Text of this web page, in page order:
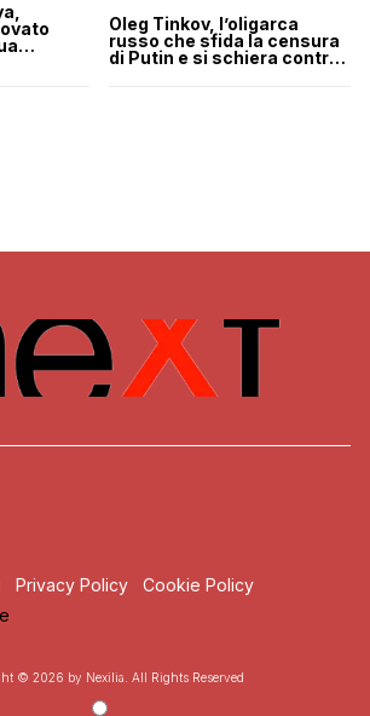
Oleg Tinkov, l’oligarca
russo che sfida la censura
di Putin e si schiera contro
Privacy Policy
Cookie Policy
© 2026 by Nexilia. All Rights Reserved